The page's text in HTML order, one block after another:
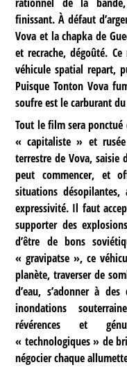
finissant. À défaut
Vova et la chapka de
et recrache, dégoûté. Ce
véhicule spatial repart,
Puisque Tonton Vova
soufre est le carburant
Tout le film sera ponctué
« capitaliste » et
terrestre de Vova, saisie
peut commencer, et
situations
expressivité. Il faut
supporter des
d’être de bons
« gravipatse », ce
planète, traverser de
d’eau, s’adonner à
inondations
révérences et
« technologiques » de
négocier chaque